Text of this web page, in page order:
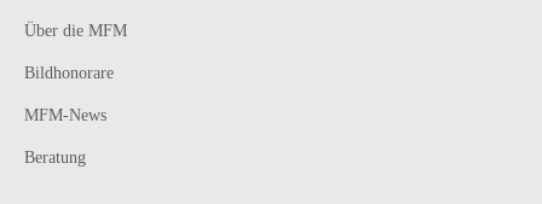
Über die MFM
Bildhonorare
MFM-News
Beratung